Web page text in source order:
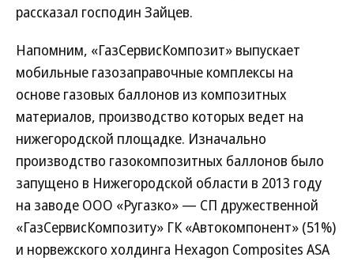
рассказал господин Зайцев.
Напомним, «ГазСервисКомпозит» выпускает
мобильные газозаправочные комплексы на
основе газовых баллонов из композитных
материалов, производство которых ведет на
нижегородской площадке. Изначально
производство газокомпозитных баллонов было
запущено в Нижегородской области в 2013 году
на заводе ООО «Ругазко» — СП дружественной
«ГазСервисКомпозиту» ГК «Автокомпонент» (51%)
и норвежского холдинга Hexagon Composites ASA